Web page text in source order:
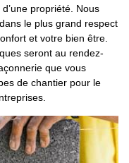
propriété. Nous
le plus grand respect
et votre bien être.
seront au rendez-
que vous
de chantier pour le